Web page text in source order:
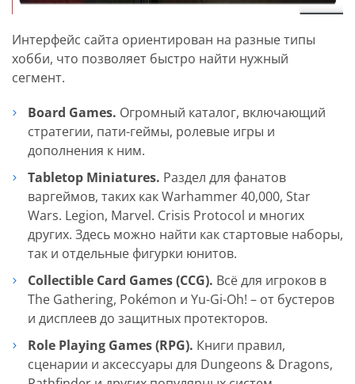
Интерфейс сайта ориентирован на разные типы
хобби, что позволяет быстро найти нужный
сегмент.
Board Games. Огромный каталог, включающий
стратегии, пати-геймы, ролевые игры и
дополнения к ним.
Tabletop Miniatures. Раздел для фанатов
варгеймов, таких как Warhammer 40,000, Star
Wars. Legion, Marvel. Crisis Protocol и многих
других. Здесь можно найти как стартовые наборы,
так и отдельные фигурки юнитов.
Collectible Card Games (CCG). Всё для игроков в
The Gathering, Pokémon и Yu-Gi-Oh! – от бустеров
и дисплеев до защитных протекторов.
Role Playing Games (RPG). Книги правил,
сценарии и аксессуары для Dungeons & Dragons,